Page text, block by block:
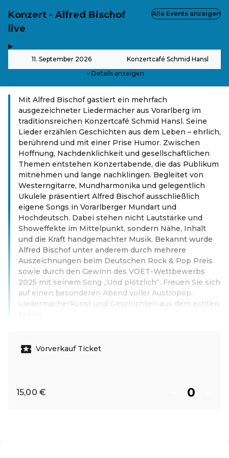
Konzert - Alfred Bischof
live
11. September 2026 Konzertcafé Schmid Hansl
Details anzeigen
Alle Events anzeigen
Mit Alfred Bischof gastiert ein mehrfach
ausgezeichneter Liedermacher aus Vorarlberg im
traditionsreichen Konzertcafé Schmid Hansl. Seine
Lieder erzählen Geschichten aus dem Leben – ehrlich,
berührend und mit einer Prise Humor. Zwischen
Hoffnung, Nachdenklichkeit und gesellschaftlichen
Themen entstehen Konzertabende, die das Publikum
mitnehmen und lange nachklingen. Begleitet von
Westerngitarre, Mundharmonika und gelegentlich
Ukulele präsentiert Alfred Bischof ausschließlich
eigene Songs in Vorarlberger Mundart und
Hochdeutsch. Dabei stehen nicht Lautstärke und
Showeffekte im Mittelpunkt, sondern Nähe, Inhalt
und die Kraft handgemachter Musik. Bekannt wurde
Alfred Bischof unter anderem durch mehrere
Auszeichnungen beim Deutschen Rock & Pop Preis
sowie durch den Gewinn des VOET-Wettbewerbs
2025 mit seinem Song „Und plötzlich“. Freuen Sie sich
auf einen besonderen Abend voller Austropop,
Liedermacherkunst und Geschichten aus dem echten
Vorverkauf Ticket
15,00 €